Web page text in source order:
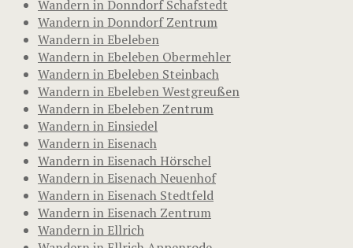
Wandern in Donndorf Schafstedt
Wandern in Donndorf Zentrum
Wandern in Ebeleben
Wandern in Ebeleben Obermehler
Wandern in Ebeleben Steinbach
Wandern in Ebeleben Westgreußen
Wandern in Ebeleben Zentrum
Wandern in Einsiedel
Wandern in Eisenach
Wandern in Eisenach Hörschel
Wandern in Eisenach Neuenhof
Wandern in Eisenach Stedtfeld
Wandern in Eisenach Zentrum
Wandern in Ellrich